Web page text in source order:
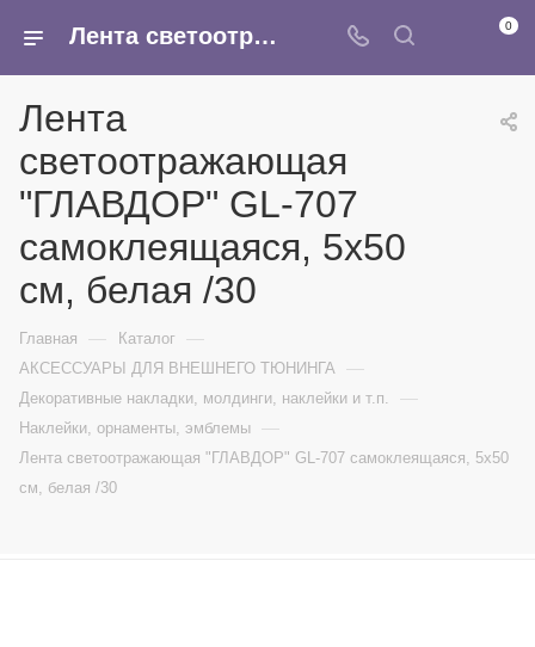
Лента светоотражающая "ГЛАВДОР" GL-707 самоклеящаяся, 5х50 см, белая /30 - купить в интернет-магазине Армина 0
Лента
светоотражающая
"ГЛАВДОР" GL-707
самоклеящаяся, 5х50
см, белая /30
Главная — Каталог —
АКСЕССУАРЫ ДЛЯ ВНЕШНЕГО ТЮНИНГА —
Декоративные накладки, молдинги, наклейки и т.п. —
Наклейки, орнаменты, эмблемы —
Лента светоотражающая "ГЛАВДОР" GL-707 самоклеящаяся, 5х50
см, белая /30